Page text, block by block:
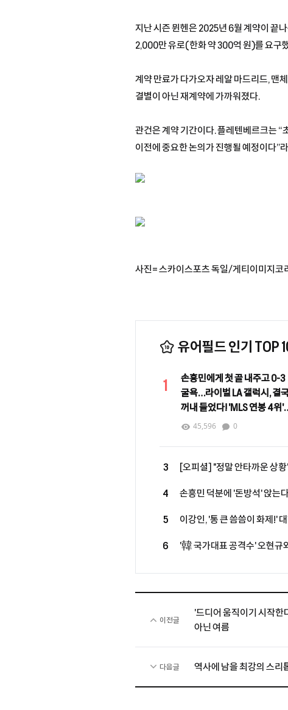
지난 시즌 뮌헨은 2025년 6월 계약이 끝
2,000만 유로(한화 약 300억 원)를 요구
계약 만료가 다가오자 레알 마드리드, 맨
결별이 아닌 재계약에 가까워졌다.
관건은 계약 기간이다. 플레텐베르크는 “
이전에 중요한 논의가 진행될 예정이다”
사진= 스카이스포츠 독일/게티이미지코
유어필드 인기 TOP
1
손흥민에게 첫 골 내주고 0-3
굴욕…라이벌 LA 갤럭시, 결
꺼내 들었다! 'MLS 연봉 4위'
로사노 영입 임박
45,596 0
3
[오피셜] "정말 안타까운 상
어려울 것"
4
손흥민 덕분에 '돈방석' 앉는
5
이강인, '통 큰 씀씀이 화제!'
훔치고 있다" 호평
6
'韓 국가대표 공격수' 오현규
이전글
'드디어 움직이기 시작한
아닌 여름
다음글 역사에 남을 최강의 스리